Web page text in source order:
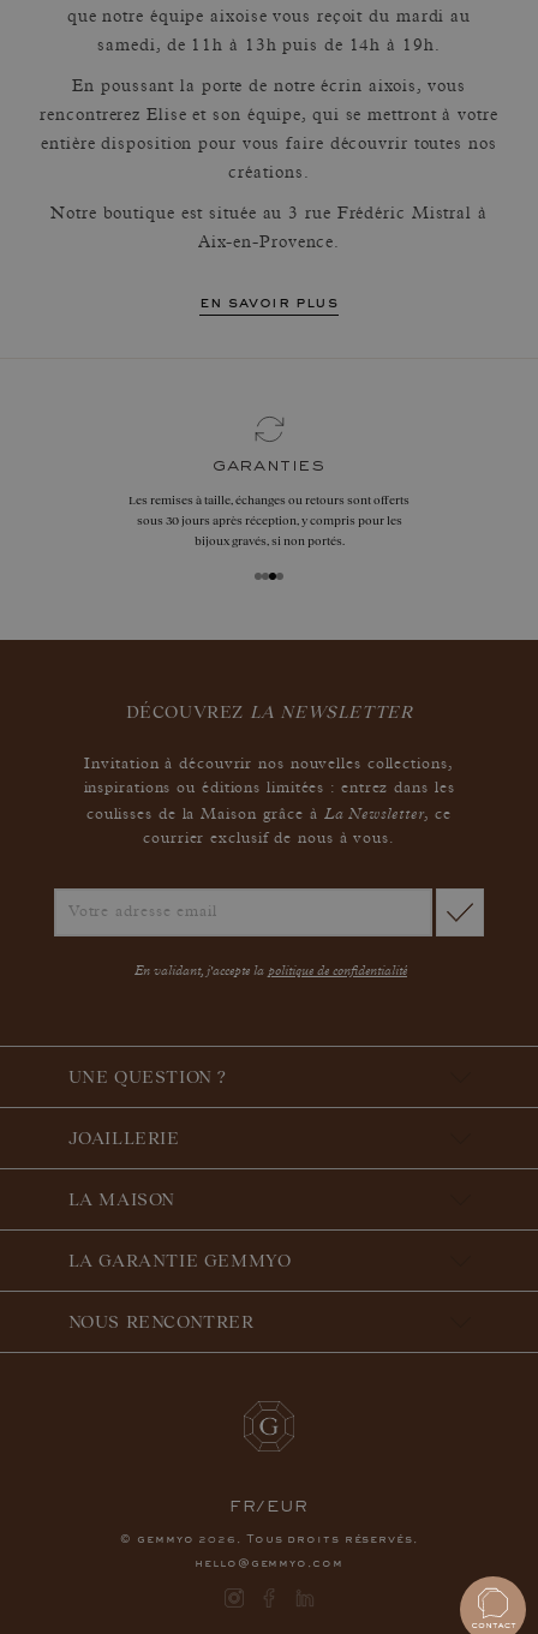
que notre équipe aixoise vous reçoit du mardi au
samedi, de 11h à 13h puis de 14h à 19h.
En poussant la porte de notre écrin aixois, vous
rencontrerez Elise et son équipe, qui se mettront à votre
entière disposition pour vous faire découvrir toutes nos
créations.
Notre boutique est située au 3 rue Frédéric Mistral à
Aix-en-Provence.
en savoir plus
garanties
Les remises à taille, échanges ou retours sont offerts
sous 30 jours après réception, y compris pour les
bijoux gravés, si non portés.
DÉCOUVREZ LA NEWSLETTER
Invitation à découvrir nos nouvelles collections,
inspirations ou éditions limitées : entrez dans les
coulisses de la Maison grâce à La Newsletter,ce
courrier exclusif de nous à vous.
En validant, j'accepte la politique de confidentialité
UNE QUESTION ?
JOAILLERIE
LA MAISON
LA GARANTIE GEMMYO
NOUS RENCONTRER
FR/EUR
© gemmyo 2026 . Tous droits réservés.
hello@gemmyo.com